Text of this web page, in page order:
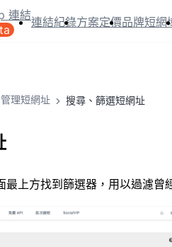
連結連結紀錄方案定價品牌短網
管理短網址 搜尋、篩選短網址
上方找到篩選器，用以過濾曾